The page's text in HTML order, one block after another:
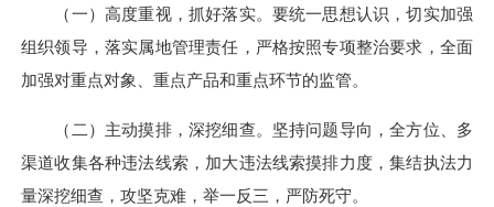
（一）高度重视，抓好落实。要统一思想认识，切实加强
组织领导，落实属地管理责任，严格按照专项整治要求，全面
加强对重点对象、重点产品和重点环节的监管。
（二）主动摸排，深挖细查。坚持问题导向，全方位、多
渠道收集各种违法线索，加大违法线索摸排力度，集结执法力
量深挖细查，攻坚克难，举一反三，严防死守。